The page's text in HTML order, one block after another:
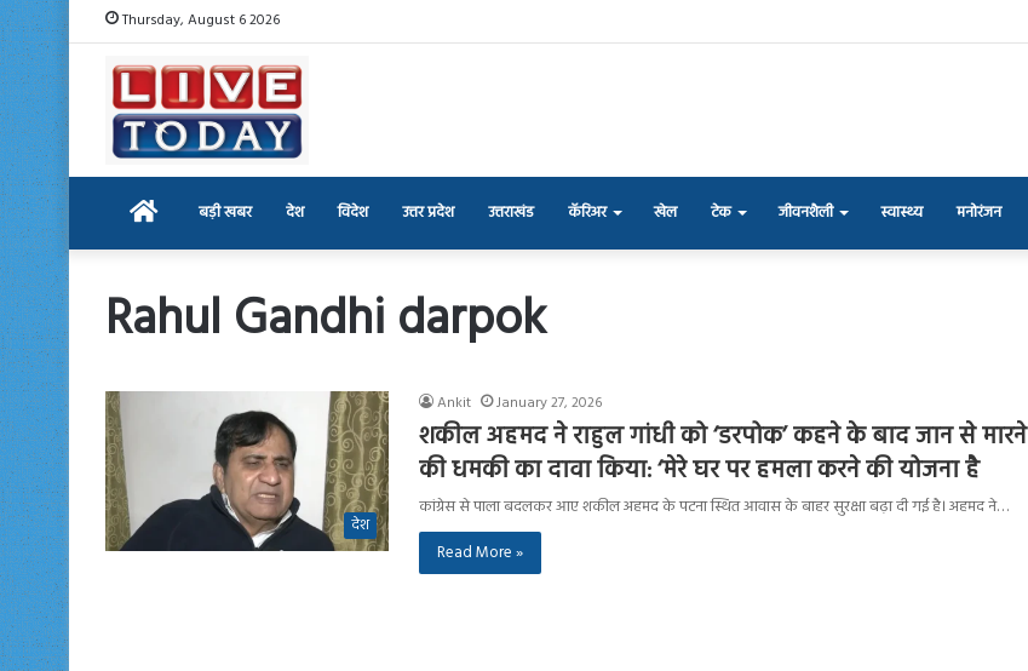
Thursday, August 6 2026
Home बड़ी खबर देश विदेश उत्तर प्रदेश उत्तराखंड कॅरिअर खेल टेक जीवनशैली स्वास्थ्य मनोरंजन
Rahul Gandhi darpok
देश
Ankit January 27, 2026
शकील अहमद ने राहुल गांधी को ‘डरपोक’ कहने के बाद जान से मारने
की धमकी का दावा किया: ‘मेरे घर पर हमला करने की योजना है
कांग्रेस से पाला बदलकर आए शकील अहमद के पटना स्थित आवास के बाहर सुरक्षा बढ़ा दी गई है। अहमद ने…
Read More »